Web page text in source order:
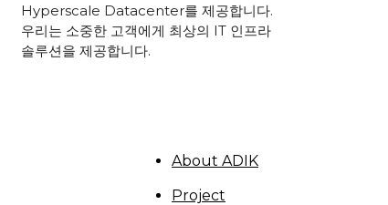
Hyperscale Datacenter를 제공합니다.
우리는 소중한 고객에게 최상의 IT 인프라
솔루션을 제공합니다.
About ADIK
Project